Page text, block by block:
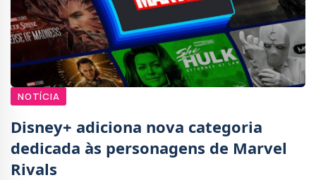
NOTÍCIA
Disney+ adiciona nova categoria
dedicada às personagens de Marvel
Rivals